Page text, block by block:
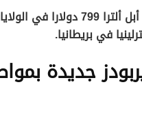
يبلغ سعر ساعة أبل ألترا 799
جديدة